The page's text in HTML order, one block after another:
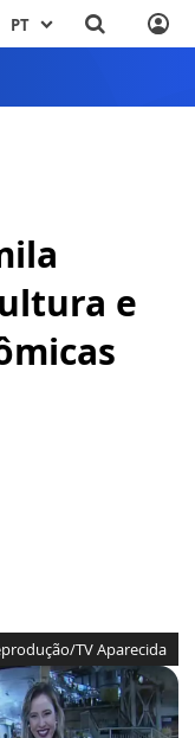
PT
e
TV Aparecida